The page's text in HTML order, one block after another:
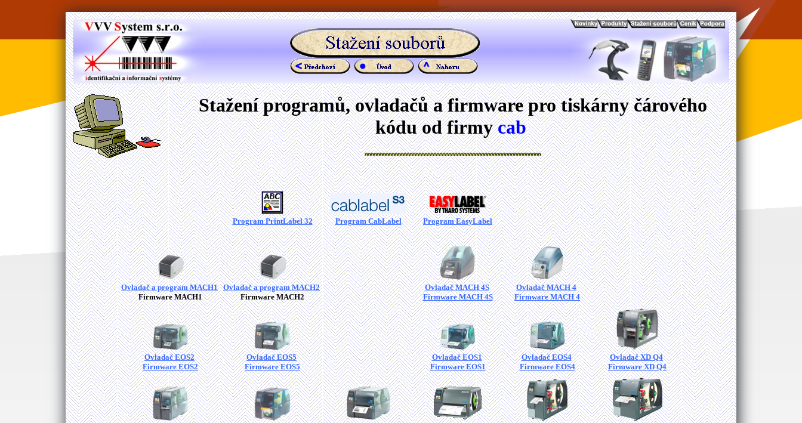
Stažení programů, ovladačů a firmware pro tiskárny čárového
kódu od firmycab
Program PrintLabel 32 Program CabLabel Program EasyLabel
Ovladač a program MACH1
Firmware MACH1
Ovladač a program MACH2
Firmware MACH2
Ovladač MACH 4S
Firmware MACH 4S
Ovladač MACH 4
Firmware MACH 4
Ovladač EOS2
Firmware EOS2
Ovladač EOS5
Firmware EOS5
Ovladač EOS1
Firmware EOS1
Ovladač EOS4
Firmware EOS4
Ovladač XD Q4
Firmware XD Q4